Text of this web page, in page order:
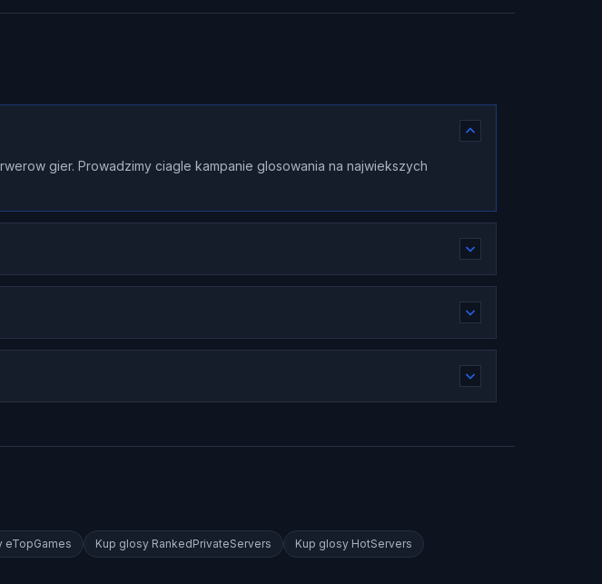
gier. Prowadzimy ciagle kampanie glosowania na najwiekszych
eTopGames Kup glosy RankedPrivateServers Kup glosy HotServers